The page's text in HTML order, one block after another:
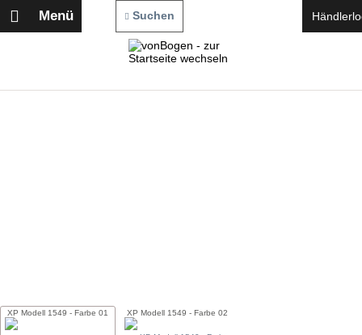
Suchen
Menü
XP Modell 1549 - Farbe 01 XP Modell 1549 - Farbe 02